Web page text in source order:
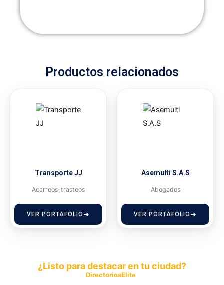
Productos relacionados
Transporte JJ
Acarreos-trasteos
VER PORTAFOLIO
Asemulti S.A.S
Abogados
VER PORTAFOLIO
¿Listo para destacar en tu ciudad?
DirectoriosElite